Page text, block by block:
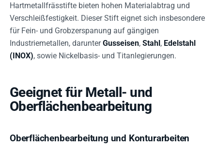
Hartmetallfrässtifte bieten hohen Materialabtrag und
Verschleißfestigkeit. Dieser Stift eignet sich insbesondere
für Fein- und Grobzerspanung auf gängigen
Industriemetallen, darunterGusseisen, Stahl, Edelstahl
(INOX), sowie Nickelbasis- und Titanlegierungen.
Geeignet für Metall- und
Oberflächenbearbeitung
Oberflächenbearbeitung und Konturarbeiten